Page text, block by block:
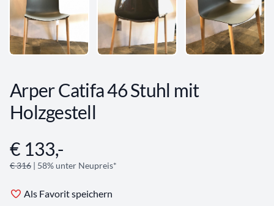
Arper Catifa 46 Stuhl mit
Holzgestell
Angebotsinformationen
€ 133,-
€ 316 | 58% unter Neupreis*
Als Favorit speichern